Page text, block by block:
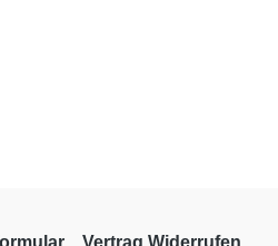
Vertrag Widerrufen